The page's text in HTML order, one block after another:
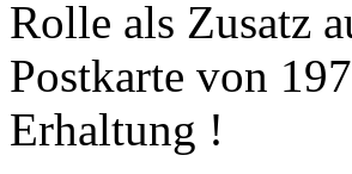
Rolle als Zusatz
Postkarte von
Erhaltung !